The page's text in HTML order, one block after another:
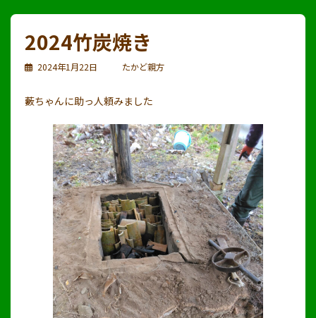
2024竹炭焼き
2024年1月22日 たかど親方
藪ちゃんに助っ人頼みました